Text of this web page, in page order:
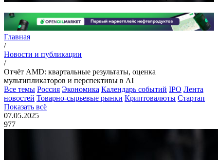
Главная
/
Новости и публикации
/
Отчёт AMD: квартальные результаты, оценка
мультипликаторов и перспективы в AI
Все темы Россия Экономика Календарь событий IPO Лента
новостей Товарно-сырьевые рынки Криптовалюты Стартап
Показать всё
07.05.2025
977